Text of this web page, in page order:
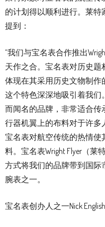
的计划得以顺利进行。莱特
提到：
“我们与宝名表合作推出
天作之合。宝名表对历史
体现在其采用历史文物制作
这个特色深深地吸引着我
而闻名的品牌，非常适合传
行器机翼上的布料对于许
宝名表对航空传统的热情
料。宝名表Wright Flyer（
方式将我们的品牌带到国
腕表之一。
宝名表创办人之一Nick